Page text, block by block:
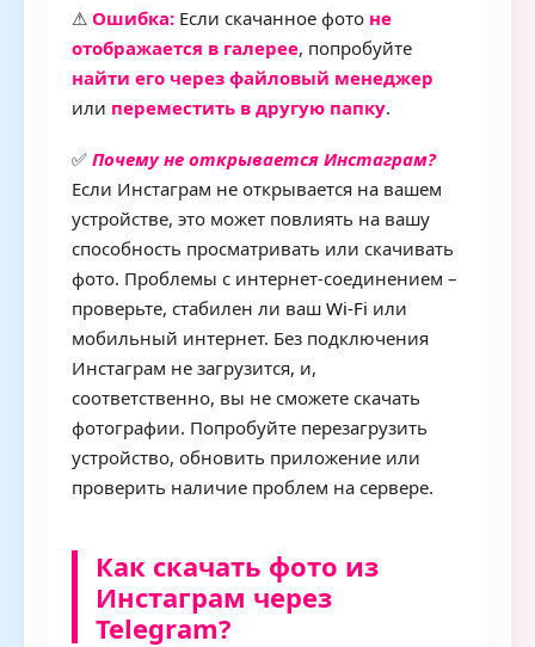
⚠ Ошибка: Если скачанное фото не
отображается в галерее, попробуйте
найти его через файловый менеджер
или переместить в другую папку.
✅ Почему не открывается Инстаграм?
Если Инстаграм не открывается на вашем
устройстве, это может повлиять на вашу
способность просматривать или скачивать
фото. Проблемы с интернет-соединением –
проверьте, стабилен ли ваш Wi-Fi или
мобильный интернет. Без подключения
Инстаграм не загрузится, и,
соответственно, вы не сможете скачать
фотографии. Попробуйте перезагрузить
устройство, обновить приложение или
проверить наличие проблем на сервере.
Как скачать фото из
Инстаграм через
Telegram?